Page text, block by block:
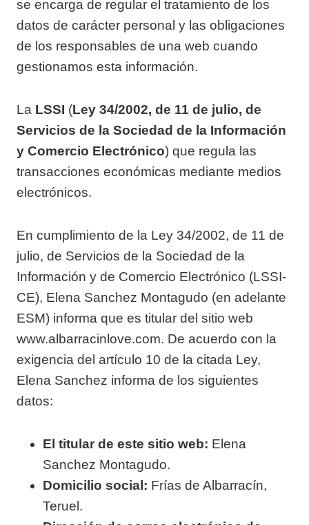
se encarga de regular el tratamiento de los
datos de carácter personal y las obligaciones
de los responsables de una web cuando
gestionamos esta información.
La LSSI (Ley 34/2002, de 11 de julio, de
Servicios de la Sociedad de la Información
y Comercio Electrónico) que regula las
transacciones económicas mediante medios
electrónicos.
En cumplimiento de la Ley 34/2002, de 11 de
julio, de Servicios de la Sociedad de la
Información y de Comercio Electrónico (LSSI-
CE), Elena Sanchez Montagudo (en adelante
ESM) informa que es titular del sitio web
www.albarracinlove.com. De acuerdo con la
exigencia del artículo 10 de la citada Ley,
Elena Sanchez informa de los siguientes
datos:
El titular de este sitio web: Elena
Sanchez Montagudo.
Domicilio social: Frías de Albarracín,
Teruel.